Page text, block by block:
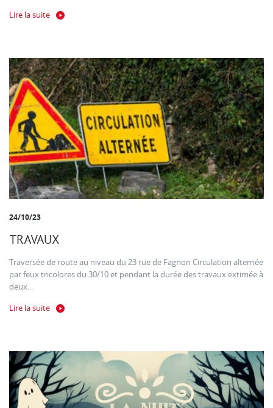
Lire la suite
24/10/23
TRAVAUX
Traversée de route au niveau du 23 rue de Fagnon Circulation alternée
par feux tricolores du 30/10 et pendant la durée des travaux extimée à
deux...
Lire la suite